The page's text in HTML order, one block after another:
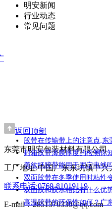
明安新闻
行业动态
常见问题
胶带在传输带上的注意点,东
封箱胶带薄膜厚度的检测你
美纹纸胶带能用于固定电线
双面胶带在冬季使用时粘性
双面胶和胶水相比有什么优
高温胶带的环保性如何？广
返回顶部
东莞市明安包装材料有限公司
工厂地址:中国广东东坑镇中兴
联系电话:0769-81019119
E-mail：2851370330@qq.com